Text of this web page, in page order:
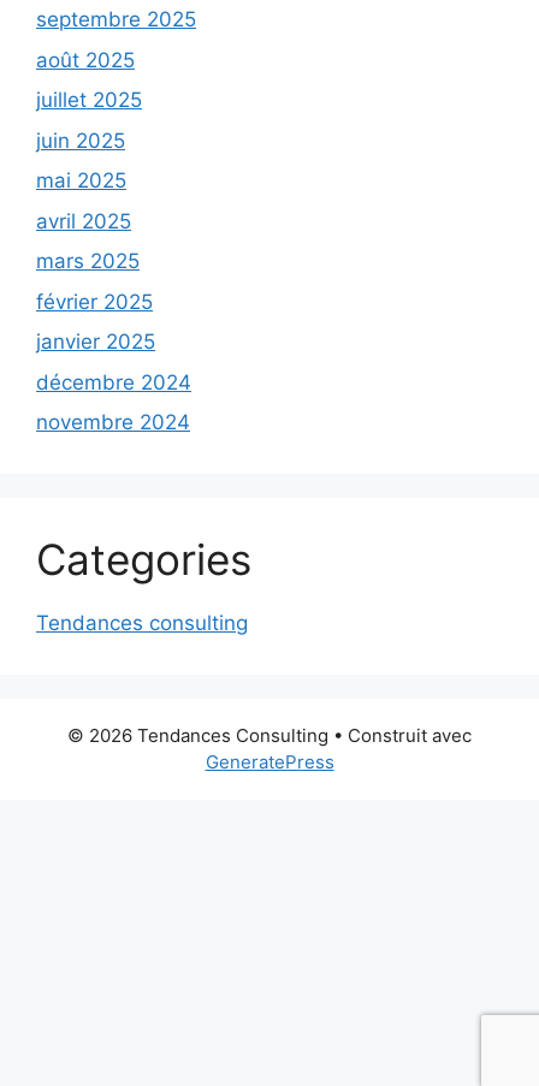
septembre 2025
août 2025
juillet 2025
juin 2025
mai 2025
avril 2025
mars 2025
février 2025
janvier 2025
décembre 2024
novembre 2024
Categories
Tendances consulting
© 2026 Tendances Consulting • Construit avec
GeneratePress